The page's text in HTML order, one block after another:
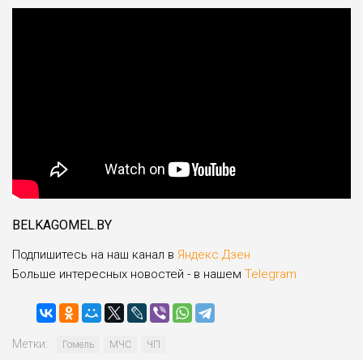
BELKAGOMEL.BY
Подпишитесь на наш канал в Яндекс.Дзен
Больше интересных новостей - в нашем Telegram
Метки: Гомель МЧС ЧП